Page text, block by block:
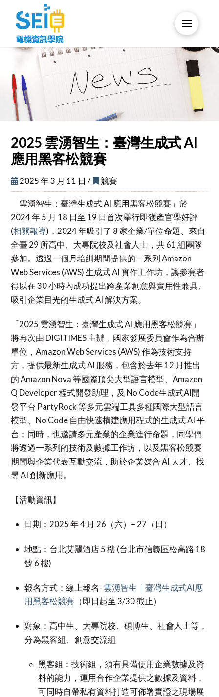
2025 雲湧智生：臺灣生成式 AI
應用黑客松競賽
2025 年 3 月 11 日 / 競賽
「雲湧智生：臺灣生成式 AI 應用黑客松競賽」於
2024 年 5 月 18 日至 19 日首次舉行即獲產官學好評
(相關報導)，2024 年吸引了 8 家企業/單位命題、來自
全臺 29 所高中、大專院校及社會人士，共 61 組團隊
參加。透過一個月培訓期間提供的一系列 Amazon
Web Services (AWS) 生成式 AI 實作工作坊，讓參賽者
得以在 30 小時內成功提出跨產業創意與實用性兼具、
吸引企業目光的生成式 AI 解決方案。
「2025 雲湧智生：臺灣生成式 AI 應用黑客松競賽」
將再次由 DIGITIMES 主辦，國家發展委員會作為合辦
單位，Amazon Web Services (AWS) 作為技術支持
方，提供最新生成式 AI 服務，包含於去年 12 月推出
的 Amazon Nova 等國際頂尖大型語言模型、Amazon
Q Developer 程式開發助理，及 No Code生成式AI開
發平台 PartyRock 等多元雲端工具多種國際大型語言
模型、No Code 自由快速構建應用程式的生成式 AI 平
台；同時，也邀請多元產業的企業進行命題，同學們
將透過一系列的技術及數據工作坊，以及黑客松競賽
期間與企業代表互動交流，助於企業媒合 AI 人才、找
尋 AI 創新應用。
【活動資訊】
日期：2025 年 4 月 26（六）– 27（日）
地點：台北艾麗酒店 5 樓 (台北市信義區松高路 18
號 6 樓)
報名方式：線上報名- 雲湧智生｜臺灣生成式AI應
用黑客松競賽 （即日起至 3/30 截止）
對象：高中生、大專院校、碩博生、社會人士等，
分為黑客組、創意交流組
黑客組：技術組，須有具備使用企業數據及資
料的能力，運用合作企業提供之數據及資料，
可同時自帶私有資料打造可佈署實證之現場展